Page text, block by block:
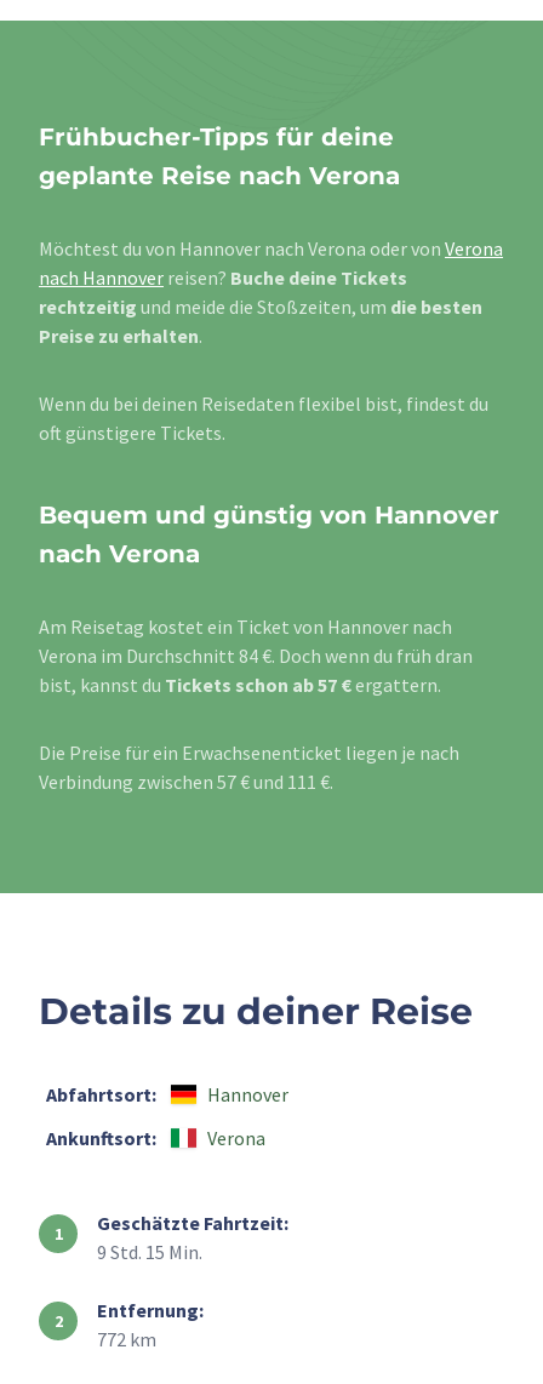
Frühbucher-Tipps für deine
geplante Reise nach Verona
Möchtest du von Hannover nach Verona oder von Verona
nach Hannover reisen? Buche deine Tickets
rechtzeitig und meide die Stoßzeiten, um die besten
Preise zu erhalten.
Wenn du bei deinen Reisedaten flexibel bist, findest du
oft günstigere Tickets.
Bequem und günstig von Hannover
nach Verona
Am Reisetag kostet ein Ticket von Hannover nach
Verona im Durchschnitt 84 €. Doch wenn du früh dran
bist, kannst du Tickets schon ab 57 €ergattern.
Die Preise für ein Erwachsenenticket liegen je nach
Verbindung zwischen 57 € und 111 €.
Details zu deiner Reise
Abfahrtsort:
Hannover
Ankunftsort:
Verona
Geschätzte Fahrtzeit:
9 Std. 15 Min.
Entfernung:
772 km